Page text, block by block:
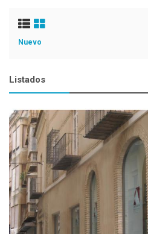
Nuevo
Listados